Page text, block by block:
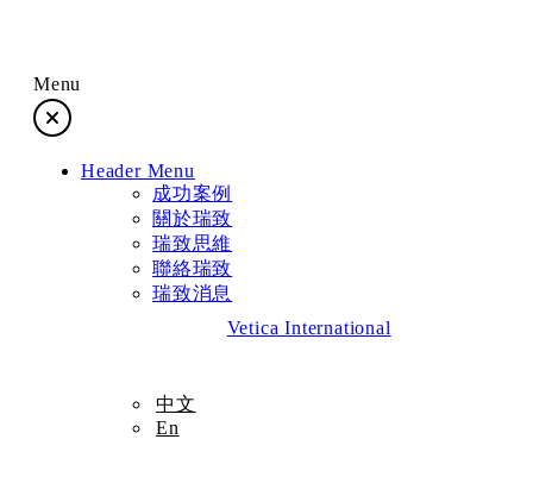
Menu
Header Menu
成功案例
關於瑞致
瑞致思維
聯絡瑞致
瑞致消息
Vetica International
中文
En
關於瑞致
瑞致思維
聯絡瑞致
瑞致消息